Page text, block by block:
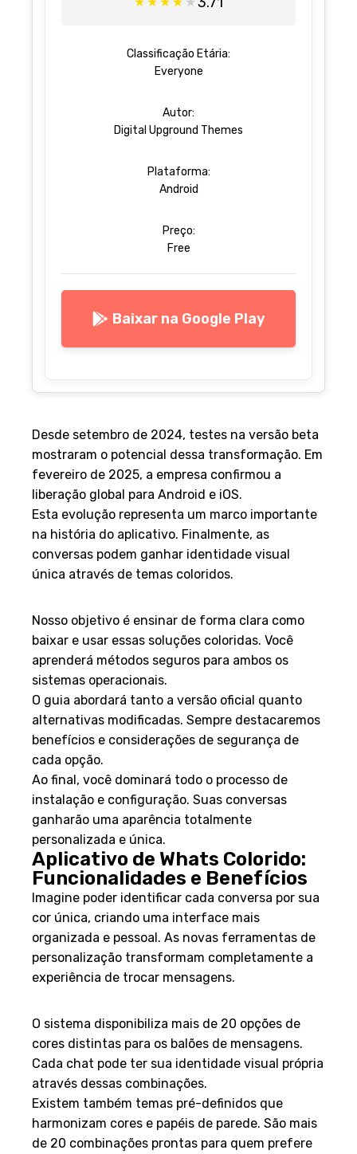
Classificação Etária:
Everyone
Autor:
Digital Upground Themes
Plataforma:
Android
Preço:
Free
Baixar na Google Play
Desde setembro de 2024, testes na versão beta
mostraram o potencial dessa transformação. Em
fevereiro de 2025, a empresa confirmou a
liberação global para Android e iOS.
Esta evolução representa um marco importante
na história do aplicativo. Finalmente, as
conversas podem ganhar identidade visual
única através de temas coloridos.
Nosso objetivo é ensinar de forma clara como
baixar e usar essas soluções coloridas. Você
aprenderá métodos seguros para ambos os
sistemas operacionais.
O guia abordará tanto a versão oficial quanto
alternativas modificadas. Sempre destacaremos
benefícios e considerações de segurança de
cada opção.
Ao final, você dominará todo o processo de
instalação e configuração. Suas conversas
ganharão uma aparência totalmente
personalizada e única.
Aplicativo de Whats Colorido:
Funcionalidades e Benefícios
Imagine poder identificar cada conversa por sua
cor única, criando uma interface mais
organizada e pessoal. As novas ferramentas de
personalização transformam completamente a
experiência de trocar mensagens.
O sistema disponibiliza mais de 20 opções de
cores distintas para os balões de mensagens.
Cada chat pode ter sua identidade visual própria
através dessas combinações.
Existem também temas pré-definidos que
harmonizam cores e papéis de parede. São mais
de 20 combinações prontas para quem prefere